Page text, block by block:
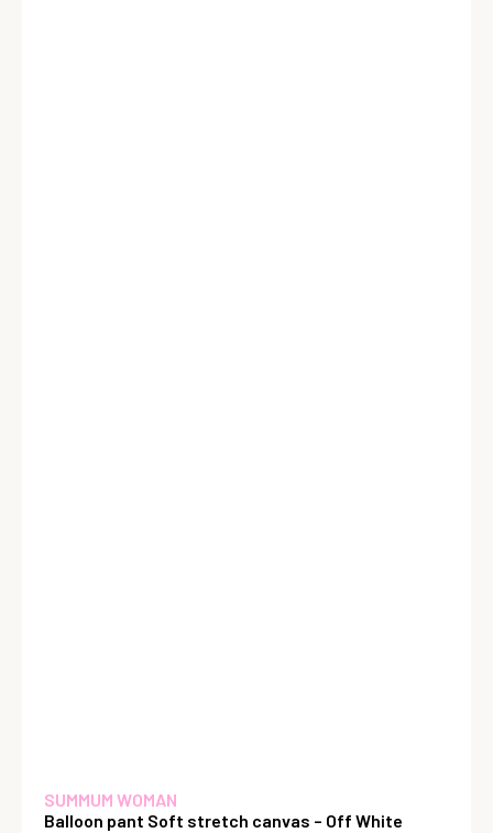
SUMMUM WOMAN
Balloon pant Soft stretch canvas – Off White